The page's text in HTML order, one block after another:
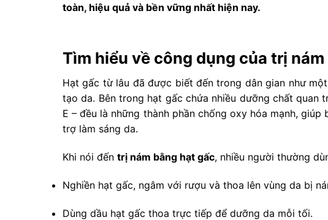
toàn, hiệu quả và bền vững nhất hiện nay.
Tìm hiểu về công dụng của trị
Hạt gấc từ lâu đã được biết đến trong dân gian như
tạo da. Bên trong hạt gấc chứa nhiều dưỡng chất
E – đều là những thành phần chống oxy hóa mạnh,
trợ làm sáng da.
Khi nói đến trị nám bằng hạt gấc, nhiều người thường
Nghiền hạt gấc, ngâm với rượu và thoa lên vùng da bị
Dùng dầu hạt gấc thoa trực tiếp để dưỡng da mỗi tối.